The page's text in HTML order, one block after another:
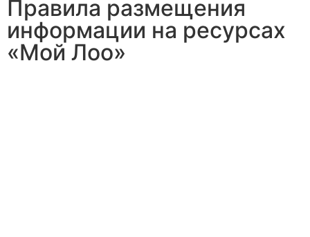
Правила размещения
информации на ресурсах
«Мой Лоо»